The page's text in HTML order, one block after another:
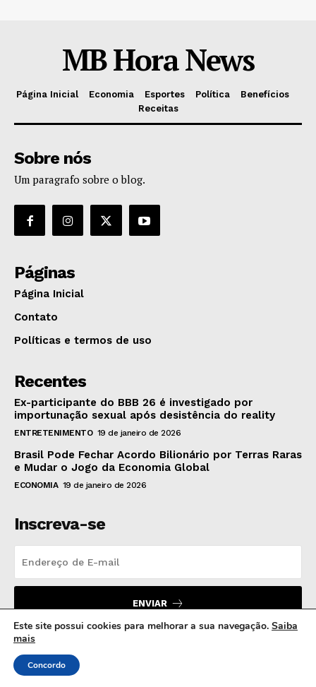
MB Hora News
Página Inicial Economia Esportes Política
Benefícios
Receitas
Sobre nós
Um paragrafo sobre o blog.
Páginas
Página Inicial
Contato
Políticas e termos de uso
Recentes
Ex-participante do BBB 26 é investigado por
importunação sexual após desistência do reality
ENTRETENIMENTO 19 de janeiro de 2026
Brasil Pode Fechar Acordo Bilionário por Terras Raras
e Mudar o Jogo da Economia Global
ECONOMIA 19 de janeiro de 2026
Inscreva-se
ENVIAR
© 2024 MB Hora News | Todos os direitos reservados.
Este site possui cookies para melhorar a sua navegação. Saiba
mais
Concordo